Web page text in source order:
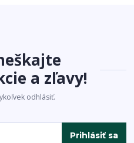
a zľavy!
odhlásiť.
Prihlásiť sa